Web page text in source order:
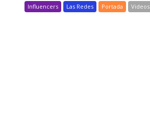
Influencers Las Redes Portada Videos